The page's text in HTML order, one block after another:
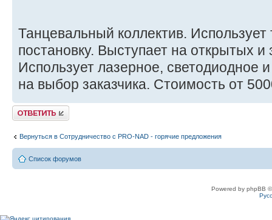
Танцевальный коллектив.
постановку. Выступает на открытых
Использует лазерное, светодиодное
на выбор заказчика. Стоимость от
Ответить
Вернуться в Сотрудничество c PRO-NAD - горячие предложения
Список форумов
Powered by phpBB